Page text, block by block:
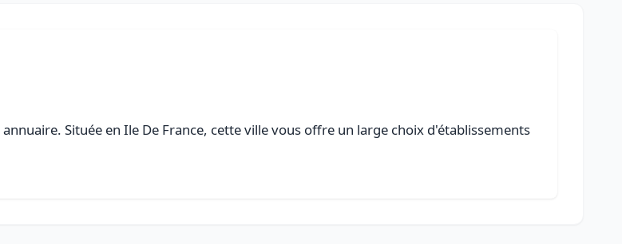
Située en Ile De France, cette ville vous offre un large choix d'établissements